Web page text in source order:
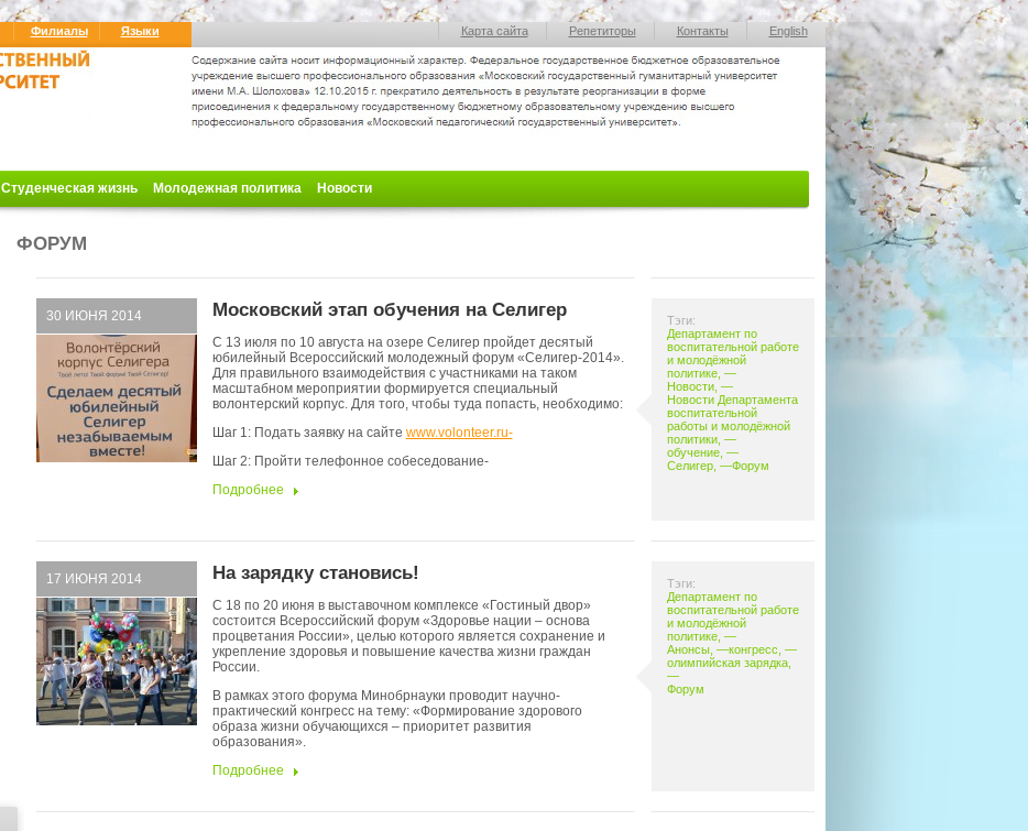
Филиалы Языки Карта сайта Репетиторы Контакты English
Студенческая жизнь Молодежная политика Новости
ФОРУМ
Тэги:
Департамент по
воспитательной работе
и молодёжной
политике, —
Новости, —
Новости Департамента
воспитательной
работы и молодёжной
политики, —
обучение, —
Селигер, —Форум
30 ИЮНЯ 2014 Московский этап обучения на Селигер
С 13 июля по 10 августа на озере Селигер пройдет десятый
юбилейный Всероссийский молодежный форум «Селигер-2014».
Для правильного взаимодействия с участниками на таком
масштабном мероприятии формируется специальный
волонтерский корпус. Для того, чтобы туда попасть, необходимо:
Шаг 1: Подать заявку на сайте www.volonteer.ru-
Шаг 2: Пройти телефонное собеседование-
Подробнее
Тэги:
Департамент по
воспитательной работе
и молодёжной
политике, —
Анонсы, —конгресс , —
олимпийская зарядка,
—
Форум
17 ИЮНЯ 2014 На зарядку становись!
С 18 по 20 июня в выставочном комплексе «Гостиный двор»
состоится Всероссийский форум «Здоровье нации – основа
процветания России», целью которого является сохранение и
укрепление здоровья и повышение качества жизни граждан
России.
В рамках этого форума Минобрнауки проводит научно-
практический конгресс на тему: «Формирование здорового
образа жизни обучающихся – приоритет развития
образования».
Подробнее